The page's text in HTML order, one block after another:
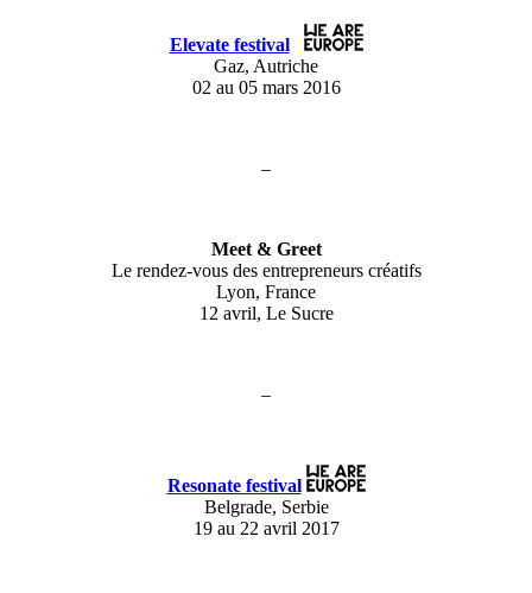
Elevate festival
Gaz, Autriche
02 au 05 mars 2016
–
Meet & Greet
Le rendez-vous des entrepreneurs créatifs
Lyon, France
12 avril, Le Sucre
–
Resonate festival
Belgrade, Serbie
19 au 22 avril 2017